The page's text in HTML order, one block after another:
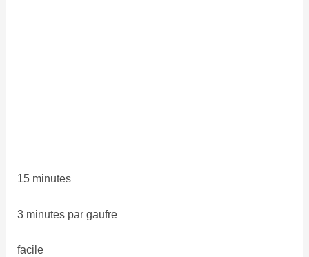
15 minutes
3 minutes par gaufre
facile